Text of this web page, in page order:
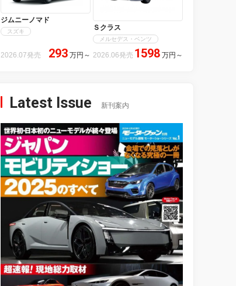
ジムニーノマド
スズキ
2026.07発売 293 万円 ～
Ｓクラス
メルセデス・ベンツ
2026.06発売 1598 万円 ～
Latest Issue 新刊案内